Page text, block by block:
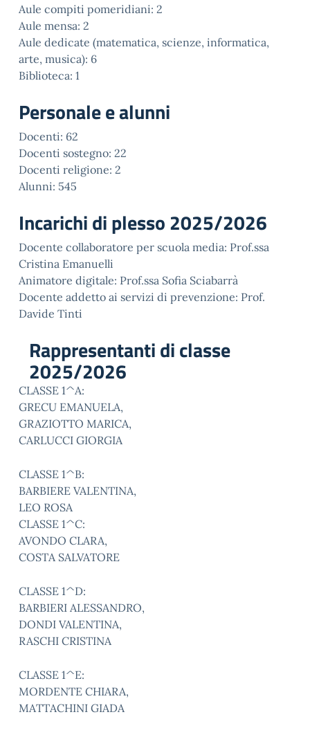
Aule compiti pomeridiani: 2
Aule mensa: 2
Aule dedicate (matematica, scienze, informatica,
arte, musica): 6
Biblioteca: 1
Personale e alunni
Docenti: 62
Docenti sostegno: 22
Docenti religione: 2
Alunni: 545
Incarichi di plesso 2025/2026
Docente collaboratore per scuola media: Prof.ssa
Cristina Emanuelli
Animatore digitale: Prof.ssa Sofia Sciabarrà
Docente addetto ai servizi di prevenzione: Prof.
Davide Tinti
Rappresentanti di classe
2025/2026
CLASSE 1^A:
GRECU EMANUELA,
GRAZIOTTO MARICA,
CARLUCCI GIORGIA
CLASSE 1^B:
BARBIERE VALENTINA,
LEO ROSA
CLASSE 1^C:
AVONDO CLARA,
COSTA SALVATORE
CLASSE 1^D:
BARBIERI ALESSANDRO,
DONDI VALENTINA,
RASCHI CRISTINA
CLASSE 1^E:
MORDENTE CHIARA,
MATTACHINI GIADA